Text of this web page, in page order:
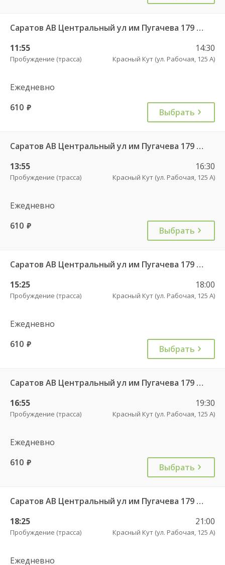
Саратов АВ Центральный ул им Пугачева 179 А — Красный Кут (ул Рабочая 125 А) 622
11:55
Пробуждение (трасса)
14:30
Красный Кут (ул. Рабочая, 125 А)
Ежедневно
610 руб. Выбрать
Саратов АВ Центральный ул им Пугачева 179 А — Красный Кут (ул Рабочая 125 А) 622
13:55
Пробуждение (трасса)
16:30
Красный Кут (ул. Рабочая, 125 А)
Ежедневно
610 руб. Выбрать
Саратов АВ Центральный ул им Пугачева 179 А — Красный Кут (ул Рабочая 125 А) 622
15:25
Пробуждение (трасса)
18:00
Красный Кут (ул. Рабочая, 125 А)
Ежедневно
610 руб. Выбрать
Саратов АВ Центральный ул им Пугачева 179 А — Красный Кут (ул Рабочая 125 А) 622
16:55
Пробуждение (трасса)
19:30
Красный Кут (ул. Рабочая, 125 А)
Ежедневно
610 руб. Выбрать
Саратов АВ Центральный ул им Пугачева 179 А — Красный Кут (ул Рабочая 125 А) 622
18:25
Пробуждение (трасса)
21:00
Красный Кут (ул. Рабочая, 125 А)
Ежедневно